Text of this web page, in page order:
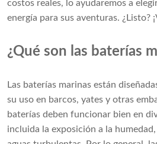
costos reales, lo ayudaremos a
energía para sus aventuras. ¿Listo?
¿Qué son las baterías
Las baterías marinas están
su uso en barcos, yates y otras
baterías deben funcionar bien en
incluida la exposición a la